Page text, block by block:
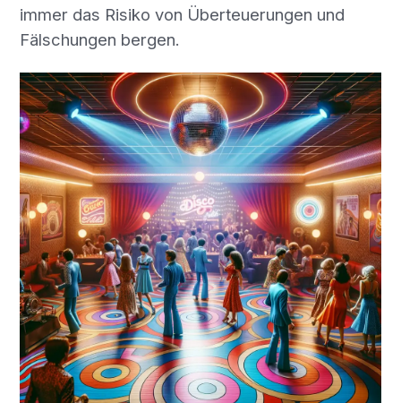
immer das Risiko von Überteuerungen und
Fälschungen bergen.